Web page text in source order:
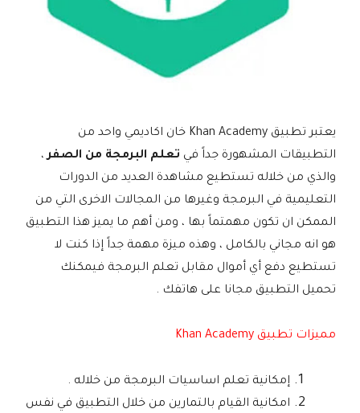
يعتبر تطبيق Khan Academy‏ خان اكاديمي واحد من
التطبيقات المشهورة جداً فيتعلم البرمجة من الصفر،
والذي من خلاله تستطيع مشاهدة العديد من الدورات
التعليمية في البرمجة وغيرها من المجالات الاخرى التي من
الممكن ان تكون مهمتماً بها ، ومن أهم ما يميز هذا التطبيق
هو انه مجاني بالكامل ، وهذه ميزة مهمة جداً إذا كنت لا
تستطيع دفع أي أموال مقابل تعلم البرمجة فيمكنك
تحميل التطبيق مجانا على هاتفك .
مميزات تطبيق Khan Academy‏
إمكانية تعلم اساسيات البرمجة من خلاله .
امكانية القيام بالتمارين من خلال التطبيق في نفس